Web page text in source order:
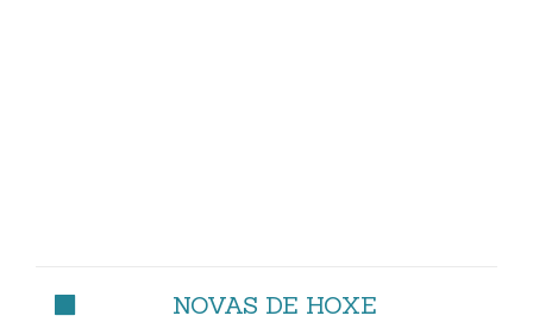
NOVAS DE HOXE